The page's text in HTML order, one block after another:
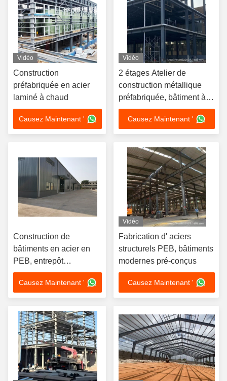
Vidéo
Construction
préfabriquée en acier
laminé à chaud
Causez Maintenant '
Vidéo
2 étages Atelier de
construction métallique
préfabriquée, bâtiment à
deux étages en acier
moderne
Causez Maintenant '
Construction de
bâtiments en acier en
PEB, entrepôt
préfabriqué
Causez Maintenant '
Vidéo
Fabrication d' aciers
structurels PEB, bâtiments
modernes pré-conçus
Causez Maintenant '